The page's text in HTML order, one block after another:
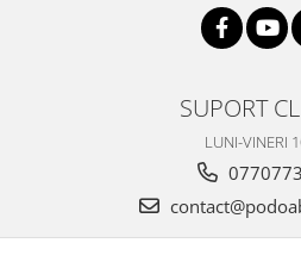
SUPORT
LUNI-VINERI